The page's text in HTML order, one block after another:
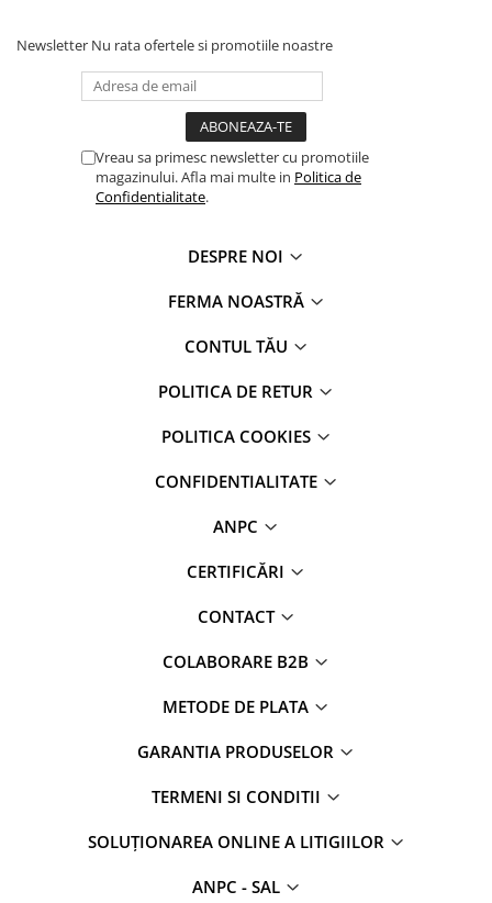
Newsletter Nu rata ofertele si promotiile noastre
Vreau sa primesc newsletter cu promotiile
magazinului. Afla mai multe in Politica de
Confidentialitate.
DESPRE NOI
FERMA NOASTRĂ
CONTUL TĂU
POLITICA DE RETUR
POLITICA COOKIES
CONFIDENTIALITATE
ANPC
CERTIFICĂRI
CONTACT
COLABORARE B2B
METODE DE PLATA
GARANTIA PRODUSELOR
TERMENI SI CONDITII
SOLUȚIONAREA ONLINE A LITIGIILOR
ANPC - SAL